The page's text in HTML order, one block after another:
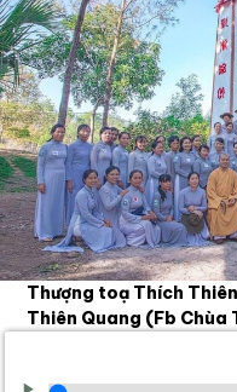
Thượng toạ Thích
Thiên Quang (Fb Chùa